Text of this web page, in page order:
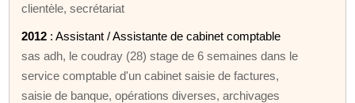
clientèle, secrétariat
2012 : Assistant / Assistante de cabinet comptable
sas adh, le coudray (28) stage de 6 semaines dans le
service comptable d'un cabinet saisie de factures,
saisie de banque, opérations diverses, archivages